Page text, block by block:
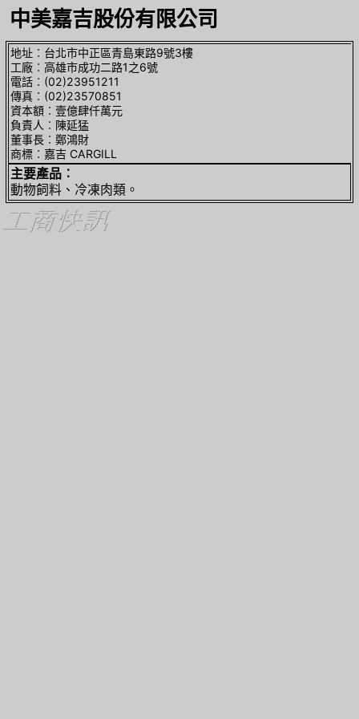
中美嘉吉股份有限公司
地址︰台北市中正區青島東路9號3樓
工廠︰高雄市成功二路1之6號
電話︰(02)23951211
傳真︰(02)23570851
資本額︰壹億肆仟萬元
負責人︰陳延猛
董事長︰鄭鴻財
商標︰嘉吉 CARGILL
主要產品︰
動物飼料、冷凍肉類。